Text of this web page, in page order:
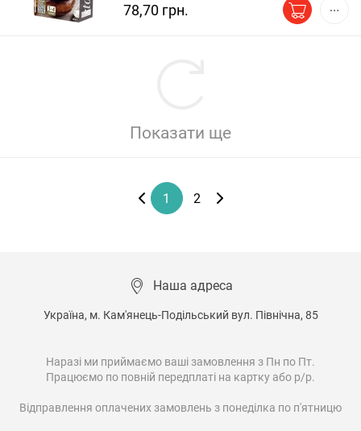
78,70 грн.
Показати ще
1 2
Наша адреса
Україна, м. Кам'янець-Подільський вул. Північна, 85
Наразі ми приймаємо ваші замовлення з Пн по Пт.
Працюємо по повній передплаті на картку або р/р.
Відправлення оплачених замовлень з понеділка по п'ятницю